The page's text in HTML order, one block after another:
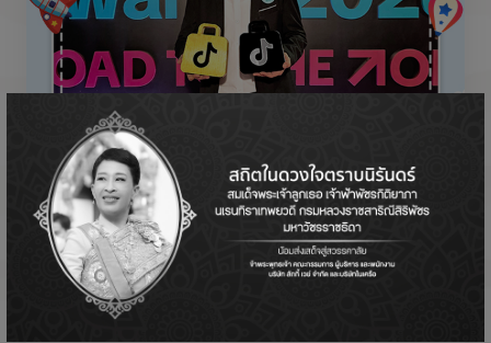
DODOLOVE รับรางวัลในงาน TikTok Shop
Awards 2026